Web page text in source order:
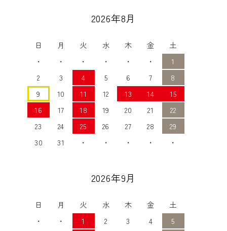
2026年8月
日 月 火 水 木 金
土
・
・ ・ ・ ・ ・
1
2
3 4 5 6 7
8
9
10 11 12 13 14
15
16
17 18 19 20 21
22
23
24 25 26 27 28
29
30
31 ・ ・ ・ ・ ・
2026年9月
日 月 火 水 木 金
土
・
・ 1 2 3 4
5